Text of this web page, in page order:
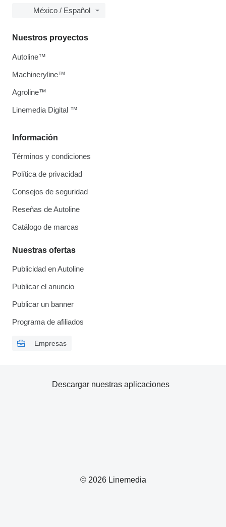
México / Español
Información
Términos y condiciones
Política de privacidad
Consejos de seguridad
Reseñas de Autoline
Catálogo de marcas
Nuestras ofertas
Publicidad en Autoline
Publicar el anuncio
Publicar un banner
Programa de afiliados
Empresas
Nuestros proyectos
Autoline™
Machineryline™
Agroline™
Linemedia Digital ™
© 2026 Linemedia
Descargar nuestras aplicaciones